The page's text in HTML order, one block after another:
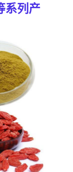
系列产